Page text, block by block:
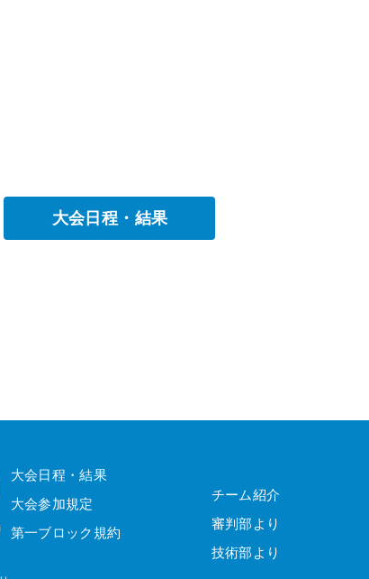
大会日程・結果
大会日程・結果
大会参加規定
第一ブロック規約
チーム紹介
審判部より
技術部より